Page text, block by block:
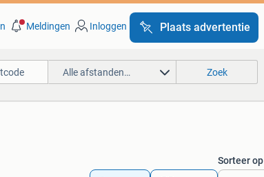
Meldingen Inloggen Plaats advertentie
Alle afstanden… Zoek
Sorteer op